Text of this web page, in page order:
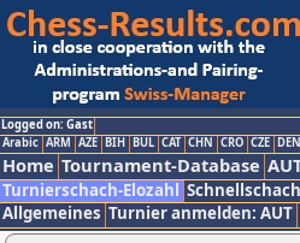
Logged on: Gast
Arabic ARM AZE BIH BUL CAT CHN CRO CZE DEN
Home Tournament-Database
Turnierschach-Elozahl
Allgemeines Turnier anmelden: AUT